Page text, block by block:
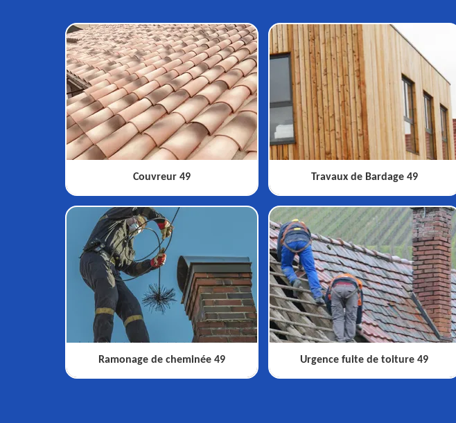
Couvreur 49 Travaux de Bardage 49
Ramonage de cheminée 49 Urgence fuite de toiture 49